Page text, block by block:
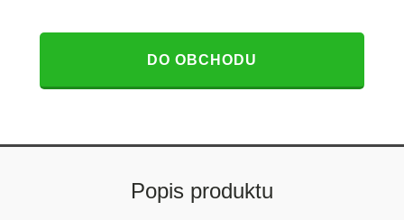
DO OBCHODU
Popis produktu